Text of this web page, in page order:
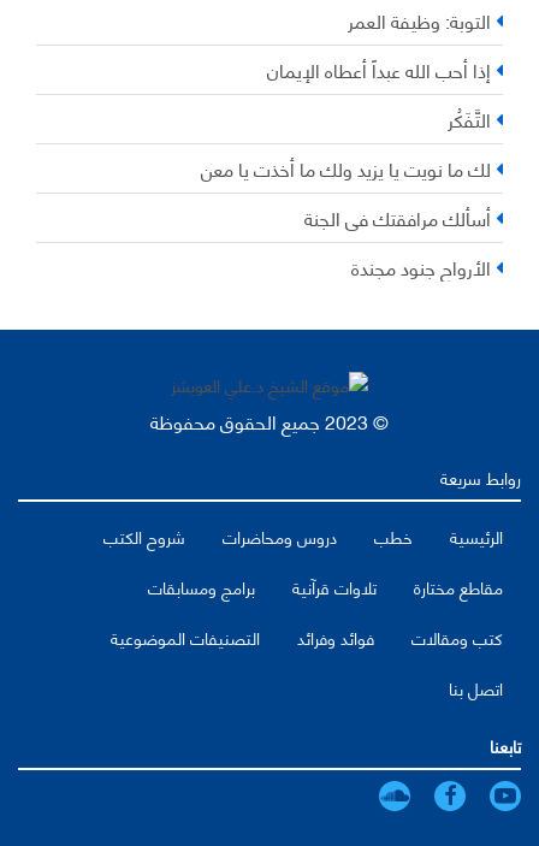
التوبة: وظيفة العمر
إذا أحب الله عبداً أعطاه الإيمان
التَّفَكُر
لك ما نويت يا يزيد ولك ما أخذت يا معن
أسألك مرافقتك في الجنة
الأرواح جنود مجندة
© 2023 جميع الحقوق محفوظة
روابط سريعة
الرئيسية
خطب دروس ومحاضرات
شروح الكتب
مقاطع مختارة
تلاوات قرآنية
برامج ومسابقات
كتب ومقالات
فوائد وفرائد
التصنيفات الموضوعية
اتصل بنا
تابعنا